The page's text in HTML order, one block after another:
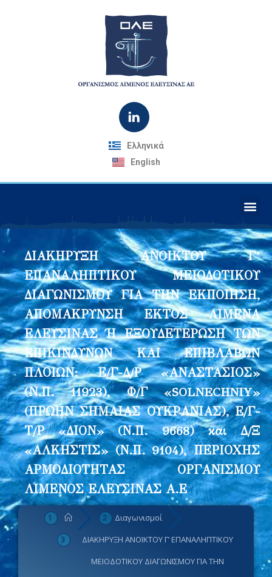
Ελληνικά
English
ΔΙΑΚΗΡΥΞΗ ΑΝΟΙΚΤΟΥ Γ’
ΕΠΑΝΑΛΗΠΤΙΚΟΥ ΜΕΙΟΔΟΤΙΚΟΥ
ΔΙΑΓΩΝΙΣΜΟΥ ΓΙΑ ΤΗΝ ΕΚΠΟΙΗΣΗ,
ΑΠΟΜΑΚΡΥΝΣΗ ΕΚΤΟΣ ΛΙΜΕΝΑ
ΕΛΕΥΣΙΝΑΣ Ή ΕΞΟΥΔΕΤΕΡΩΣΗ ΤΩΝ
ΕΠΙΚΙΝΔΥΝΩΝ ΚΑΙ ΕΠΙΒΛΑΒΩΝ
ΠΛΟΙΩΝ: Ε/Γ-Δ/Ρ «ΑΝΑΣΤΑΣΙΟΣ»
(Ν.Π. 11923), Φ/Γ «SOLNECHNIY»
(ΠΡΩΗΝ ΣΗΜΑΙΑΣ ΟΥΚΡΑΝΙΑΣ), Ε/Γ-
Τ/Ρ «ΔΙΟΝ» (Ν.Π. 9668) και Δ/Ξ
«ΑΛΚΗΣΤΙΣ» (Ν.Π. 9104), ΠΕΡΙΟΧΗΣ
ΑΡΜΟΔΙΟΤΗΤΑΣ ΟΡΓΑΝΙΣΜΟΥ
ΛΙΜΕΝΟΣ ΕΛΕΥΣΙΝΑΣ Α.Ε
Διαγωνισμοί
ΔΙΑΚΗΡΥΞΗ ΑΝΟΙΚΤΟΥ Γ’ ΕΠΑΝΑΛΗΠΤΙΚΟΥ
ΜΕΙΟΔΟΤΙΚΟΥ ΔΙΑΓΩΝΙΣΜΟΥ ΓΙΑ ΤΗΝ